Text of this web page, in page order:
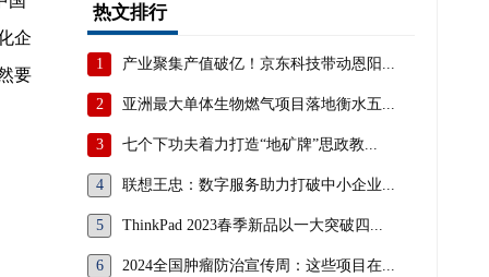
企
要
热文排行
1 产业聚集产值破亿！京东科技带动恩阳...
2 亚洲最大单体生物燃气项目落地衡水五...
3 七个下功夫着力打造“地矿牌”思政教...
4 联想王忠：数字服务助力打破中小企业...
5 ThinkPad 2023春季新品以一大突破四...
6 2024全国肿瘤防治宣传周：这些项目在...